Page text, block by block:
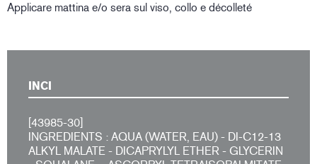
Applicare mattina e/o sera sul viso, collo e décolleté
INCI
[43985-30]
INGREDIENTS : AQUA (WATER, EAU) - DI-C12-13
ALKYL MALATE - DICAPRYLYL ETHER - GLYCERIN